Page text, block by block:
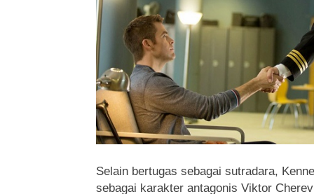
Selain bertugas sebagai sutradara,
sebagai karakter antagonis Viktor